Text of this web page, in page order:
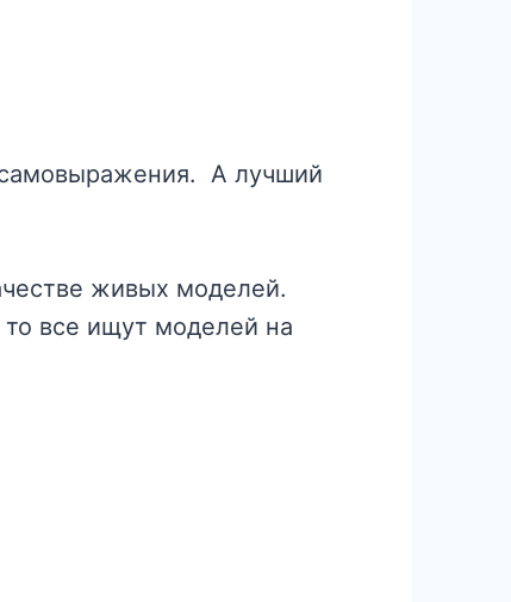
самовыражения. А лучший
живых моделей.
то все ищут моделей на